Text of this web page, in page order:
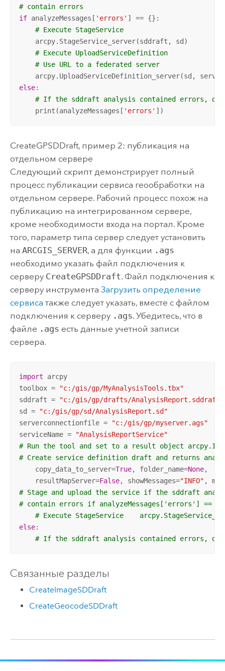
# contain errors
if analyzeMessages[ 'errors' ] == {}:
# Execute StageService
    arcpy.StageService_server(sddraft, sd)
# Execute UploadServiceDefinition
# Use URL to a federated server
else:
# If the sddraft analysis contained errors,
    print(analyzeMessages[
'errors' ])
CreateGPSDDraft, пример 2: публикация на
отдельном сервере
Следующий скрипт демонстрирует полный
процесс публикации сервиса геообработки на
отдельном сервере. Рабочий процесс похож на
публикацию на интегрированном сервере,
кроме необходимости входа на портал. Кроме
того, параметр типа сервер следует установить
на ARCGIS_SERVER, а для функции .ags
необходимо указать файл подключения к
серверу CreateGPSDDraft. Файл подключения к
серверу инструмента Загрузить определение
сервиса также следует указать, вместе с файлом
подключения к серверу .ags. Убедитесь, что в
файле .ags есть данные учетной записи
сервера.
import arcpy
toolbox =
"c:/gis/gp/MyAnalysisTools.tbx"
sddraft =
"c:/gis/gp/drafts/AnalysisReport.sddraft"
sd =
"c:/gis/gp/sd/AnalysisReport.sd"
serverconnectionfile =
"c:/gis/gp/myserver.ags"
serviceName =
"AnalysisReportService"
# Run the tool and set to a result object
# Create service definition draft and returns
    copy_data_to_server=
True, folder_name=None,
    resultMapServer=
False, showMessages="INFO" ,
# Stage and upload the service if the sddraft
# contain errors if analyzeMessages['errors'] ==
# Execute StageService
else:
# If the sddraft analysis contained errors,
Связанные разделы
CreateImageSDDraft
CreateGeocodeSDDraft